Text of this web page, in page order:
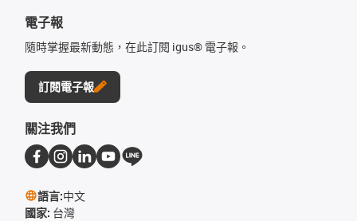
電子報
隨時掌握最新動態，在此訂閱 igus® 電子報。
訂閱電子報
關注我們
語言:中文
國家: 台灣